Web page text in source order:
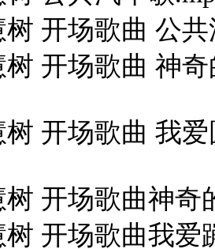
开场歌曲 公
开场歌曲 神奇
开场歌曲 我爱
开场歌曲神奇
开场歌曲我爱